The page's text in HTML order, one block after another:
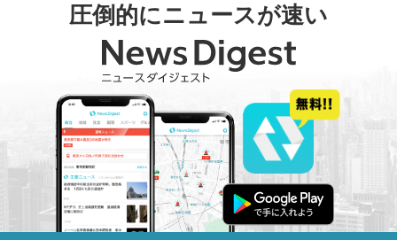
圧倒的にニュースが速い